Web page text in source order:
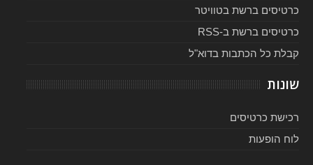
כרטיסים ברשת בטוויטר
כרטיסים ברשת ב-RSS
קבלת כל הכתבות בדוא"ל
שונות
רכישת כרטיסים
לוח הופעות